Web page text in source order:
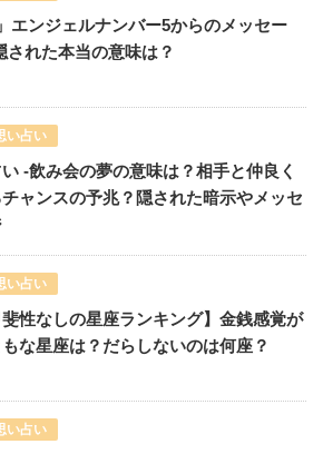
」エンジェルナンバー5からのメッセー
された本当の意味は？
い占い
-飲み会の夢の意味は？相手と仲良く
ャンスの予兆？隠された暗示やメッセ
い占い
斐性なしの星座ランキング】金銭感覚が
もな星座は？だらしないのは何座？
い占い